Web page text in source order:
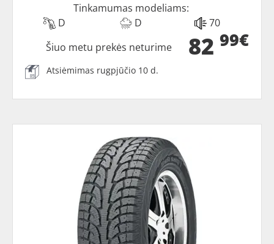
Tinkamumas modeliams:
D
D 70
82 99€
Šiuo metu prekės neturime
Atsiėmimas rugpjūčio 10 d.